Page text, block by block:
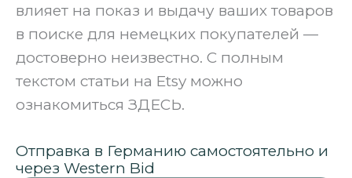
влияет на показ и выдачу ваших товаров
в поиске для немецких покупателей —
достоверно неизвестно. С полным
текстом статьи на Etsy можно
ознакомиться ЗДЕСЬ.
Отправка в Германию самостоятельно и
через Western Bid